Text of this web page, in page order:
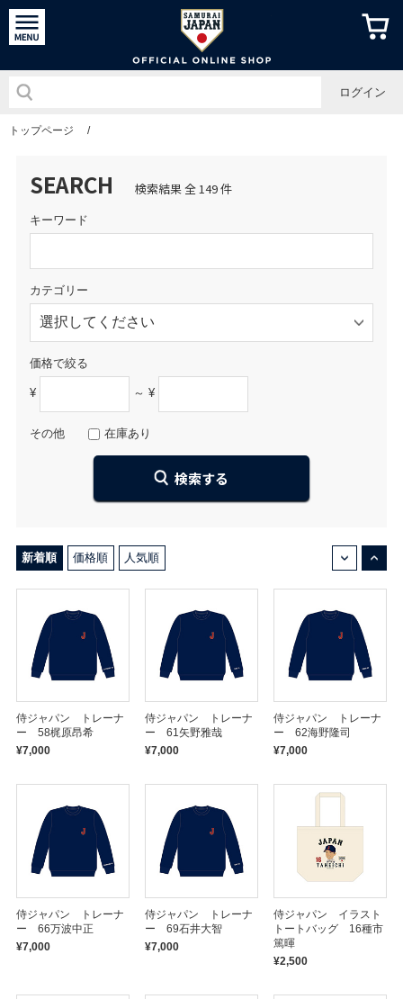
侍ジャパ
ログイン
トップページ /
SEARCH 検索結果 全 149 件
キーワード
カテゴリー
価格で絞る
¥ ～ ¥
その他 在庫あり
新着順 価格順 人気順
侍ジャパン トレーナ
ー 58梶原昂希
¥7,000
侍ジャパン トレーナ
ー 61矢野雅哉
¥7,000
侍ジャパン トレーナ
ー 62海野隆司
¥7,000
侍ジャパン トレーナ
ー 66万波中正
¥7,000
侍ジャパン トレーナ
ー 69石井大智
¥7,000
侍ジャパン イラスト
トートバッグ 16種市
篤暉
¥2,500